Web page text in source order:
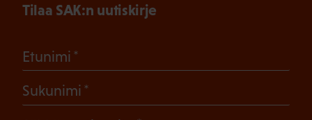
Tilaa SAK:n uutiskirje
Etunimi
Sukunimi